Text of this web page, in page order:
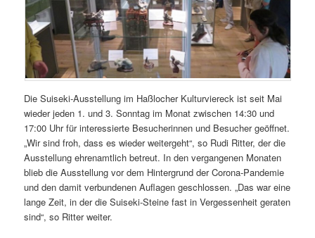
Die Suiseki-Ausstellung im Haßlocher Kulturviereck ist seit Mai
wieder jeden 1. und 3. Sonntag im Monat zwischen 14:30 und
17:00 Uhr für interessierte Besucherinnen und Besucher geöffnet.
„Wir sind froh, dass es wieder weitergeht“, so Rudi Ritter, der die
Ausstellung ehrenamtlich betreut. In den vergangenen Monaten
blieb die Ausstellung vor dem Hintergrund der Corona-Pandemie
und den damit verbundenen Auflagen geschlossen. „Das war eine
lange Zeit, in der die Suiseki-Steine fast in Vergessenheit geraten
sind“, so Ritter weiter.